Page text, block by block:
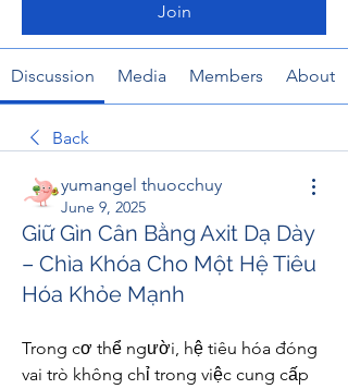
Join
Discussion Media Members About
Back
yumangel thuocchuy
June 9, 2025
Giữ Gìn Cân Bằng Axit Dạ Dày
– Chìa Khóa Cho Một Hệ Tiêu
Hóa Khỏe Mạnh
Trong cơ thể người, hệ tiêu hóa đóng
vai trò không chỉ trong việc cung cấp